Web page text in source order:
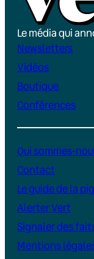
Le média qui
Newsletters
Vidéos
Boutique
Conférences
Qui sommes-
Contact
Le guide de la
Alerter Vert
Signaler des
Mentions